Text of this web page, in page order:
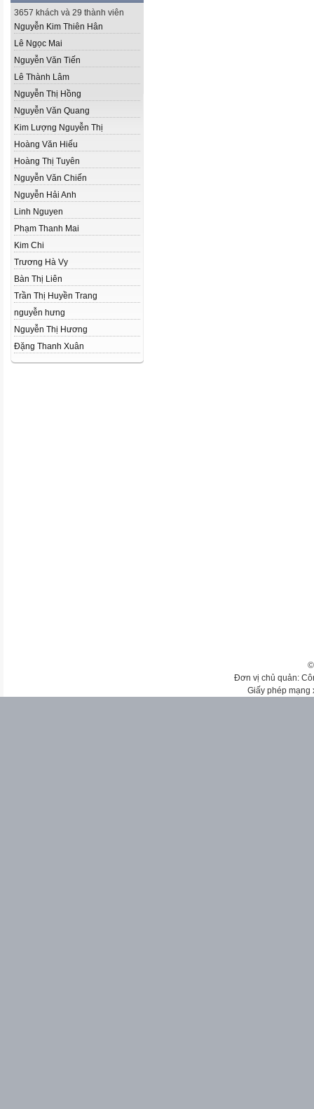
3657 khách và 29 thành viên
Nguyễn Kim Thiên Hân
Lê Ngọc Mai
Nguyễn Văn Tiến
Lê Thành Lâm
Nguyễn Thị Hồng
Nguyễn Văn Quang
Kim Lượng Nguyễn Thị
Hoàng Văn Hiếu
Hoàng Thị Tuyên
Nguyễn Văn Chiến
Nguyễn Hải Anh
Linh Nguyen
Phạm Thanh Mai
Kim Chi
Trương Hà Vy
Bàn Thị Liên
Trần Thị Huyền Trang
nguyễn hưng
Nguyễn Thị Hương
Đặng Thanh Xuân
Đơn vị chủ quản:
Giấy phép mạng